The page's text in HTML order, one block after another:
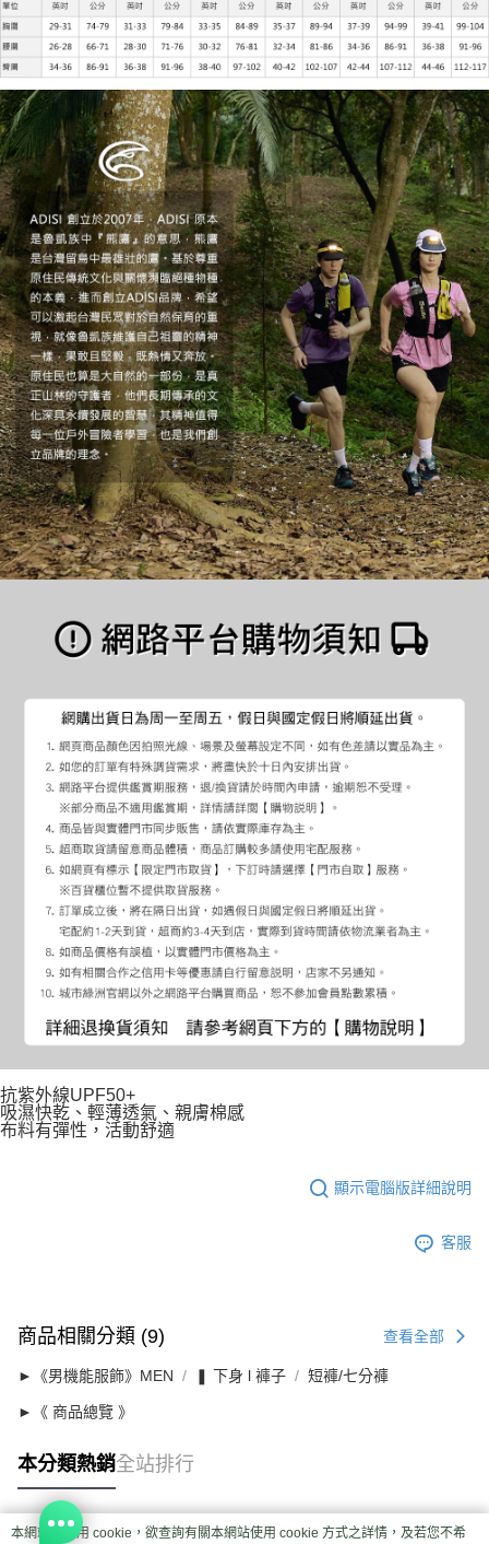
抗紫外線UPF50+
吸濕快乾、輕薄透氣、親膚棉感
布料有彈性，活動舒適
顯示電腦版詳細說明
客服
商品相關分類 (9) 查看全部
►《男機能服飾》MEN ❚ 下身 l 褲子 短褲/七分褲
►《 商品總覽 》
本分類熱銷全站排行
本網站中使用 cookie，欲查詢有關本網站使用 cookie 方式之詳情，及若您不希